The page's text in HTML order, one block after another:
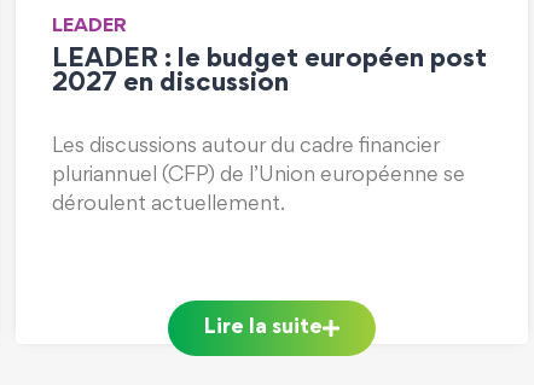
DÉVELOPPEMENT CULTUREL
Résidence artistique de territoire
sur le Grand Quercy
« Et si l’on inventait ensemble de nouveaux
récits… » Compagnie Les Atlantes 2025-
2026
Lire la suite